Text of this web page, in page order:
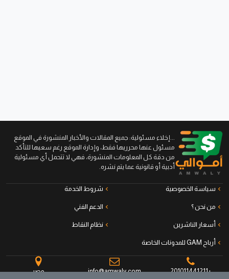
...إخلاء مسئولية: جميع المقالات والأخبار المنشورة في الموقع
مسئول عنها محرريها فقط، وإدارة الموقع رغم سعيها للتأكد
من دقة كل المعلومات المنشورة، فهي لا تتحمل أي مسئولية
أدبية أو قانونية عما يتم نشره.
سياسة الخصوصية شروط الخدمة
من نحن ؟ الدعم الفني
أسعار الناشرين نظام النقاط
أرباح GAM للمدونات الخاصة
+201011441211
info@amwaly.com مصر